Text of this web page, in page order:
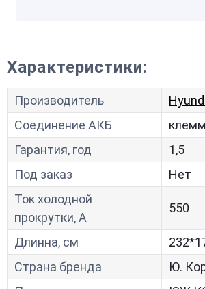
Характеристики:
Производитель
Соединение АКБ
Гарантия, год
1,5
Под заказ
Нет
Ток холодной
прокрутки, A
550
Длинна, см
Страна бренда
Ю.